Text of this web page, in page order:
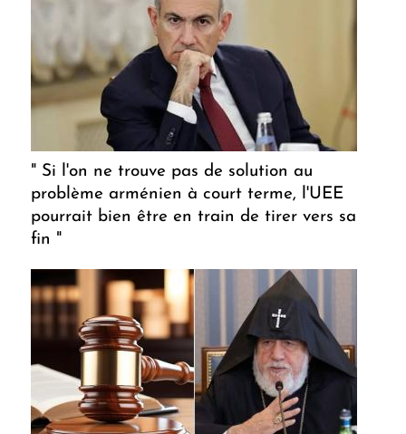
" Si l'on ne trouve pas de solution au
problème arménien à court terme, l'UEE
pourrait bien être en train de tirer vers sa
fin "